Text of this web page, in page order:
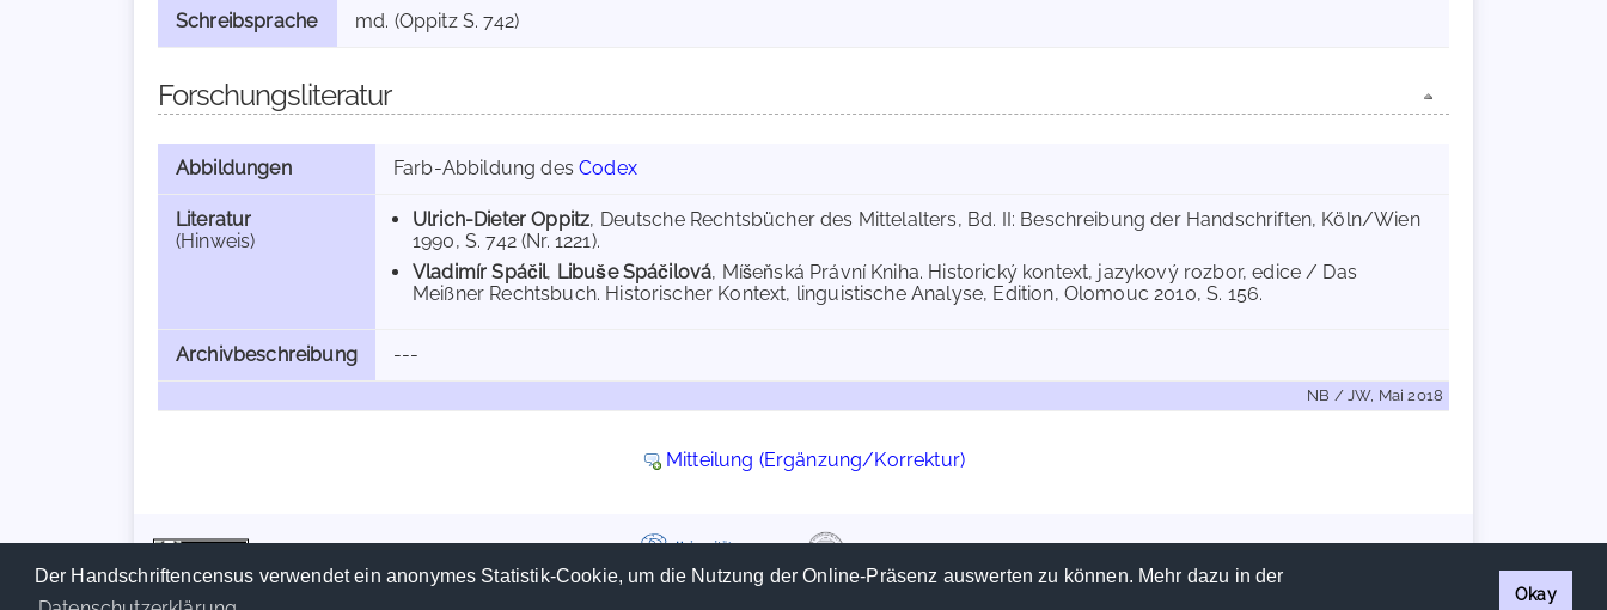
Der Handschriftencensus verwendet ein anonymes Statistik-Cookie, um die Nutzung der Online-Präsenz auswerten zu können. Mehr dazu in der
Okay
Schreibsprache md. (Oppitz S. 742)
Forschungsliteratur
Abbildungen Farb-Abbildung desCodex
Literatur
(Hinweis)
Ulrich-Dieter Oppitz, Deutsche Rechtsbücher des Mittelalters, Bd. II: Beschreibung der Handschriften, Köln/Wien
1990, S. 742 (Nr. 1221).
Vladimír Spáčil, Libuše Spáčilová, Míšeňská Právní Kniha. Historický kontext, jazykový rozbor, edice / Das
Meißner Rechtsbuch. Historischer Kontext, linguistische Analyse, Edition, Olomouc 2010, S. 156.
Archivbeschreibung ---
NB / JW, Mai 2018
Mitteilung (Ergänzung/Korrektur)